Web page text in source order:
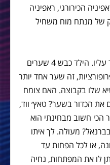
הכירורגי, ראפיניה
50 מטר ובדיוק של מנתח מוח משחיל
8. ברנאל. איך אפשר שלא לדבר עליו. הילד כבש 4 שערים
זה שער אחד יותר
שלו בקבוצה. האם צומח
את הכדור בשער? טאץ׳ ווד,
הכי חשוב מבחינתי הוא
מעולה. לך איתו
או לכל הפחות עד
לו את המפתחות, נחיה